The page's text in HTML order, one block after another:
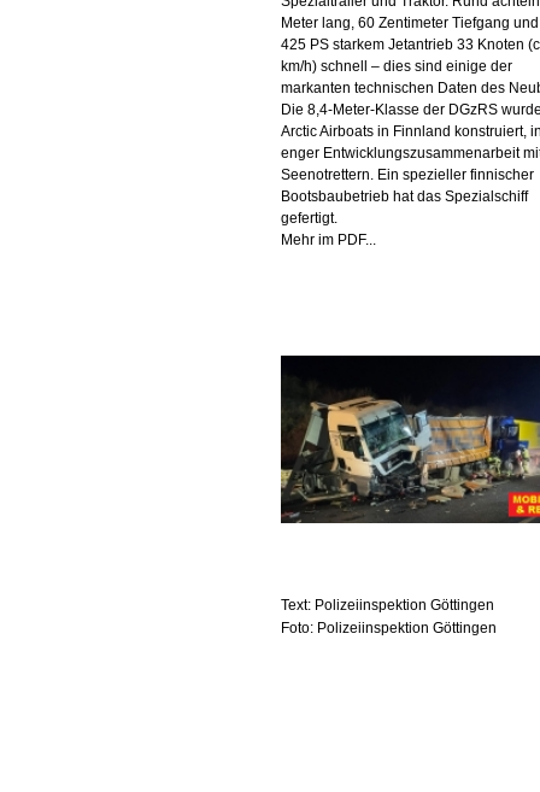
Meter lang, 60 Zentimeter Tiefgang
425 PS starkem Jetantrieb 33 Knoten
km/h) schnell – dies sind einige der
markanten technischen Daten des
Die 8,4-Meter-Klasse der DGzRS
Arctic Airboats in Finnland konstruiert,
enger Entwicklungszusammenarbeit
Seenotrettern. Ein spezieller finnischer
Bootsbaubetrieb hat das Spezialschiff
gefertigt.
Mehr im PDF...
Text: Polizeiinspektion Göttingen
Foto: Polizeiinspektion Göttingen